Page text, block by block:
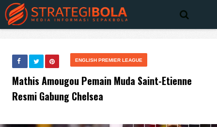
ENGLISH PREMIER LEAGUE
Mathis Amougou Pemain Muda Saint-Etienne
Resmi Gabung Chelsea